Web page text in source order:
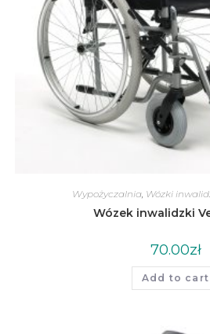
Wypożyczalnia, Wózki
Wózek inwalidzki
70.00zł
Add to cart